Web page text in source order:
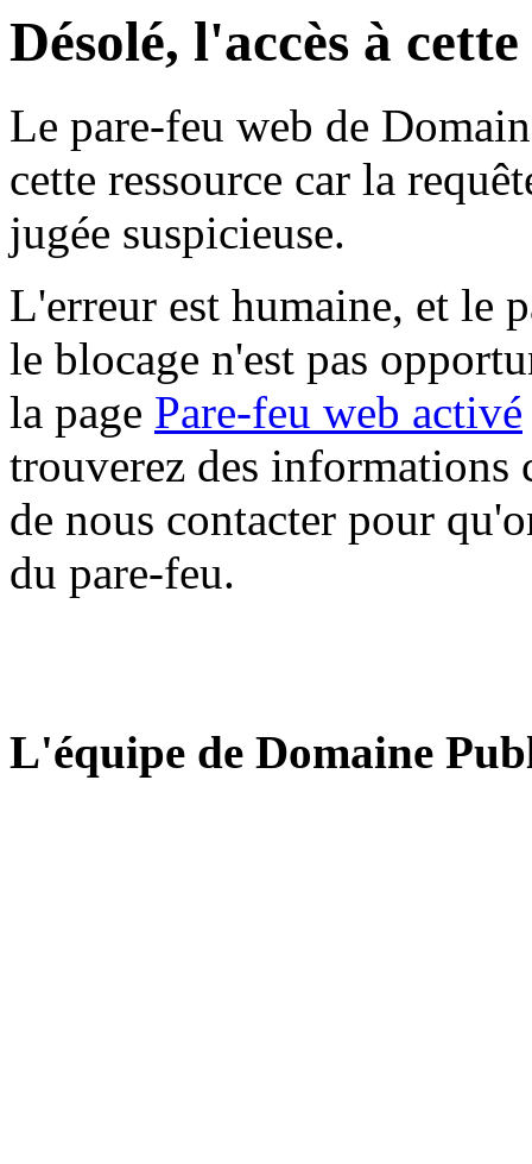
Désolé, l'accès à
Le pare-feu web de
cette ressource car la
jugée suspicieuse.
L'erreur est humaine, et le
le blocage n'est pas
la page Pare-feu web activé
trouverez des informations
de nous contacter pour
du pare-feu.
L'équipe de Domaine